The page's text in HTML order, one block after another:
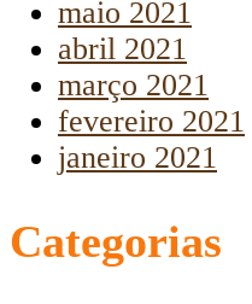
maio 2021
abril 2021
março 2021
fevereiro 2021
janeiro 2021
Categorias